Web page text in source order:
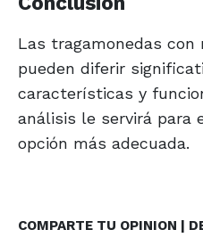
Las tragamonedas con
pueden diferir
características y
análisis le servirá para
opción más adecuada.
COMPARTE TU OPINION |